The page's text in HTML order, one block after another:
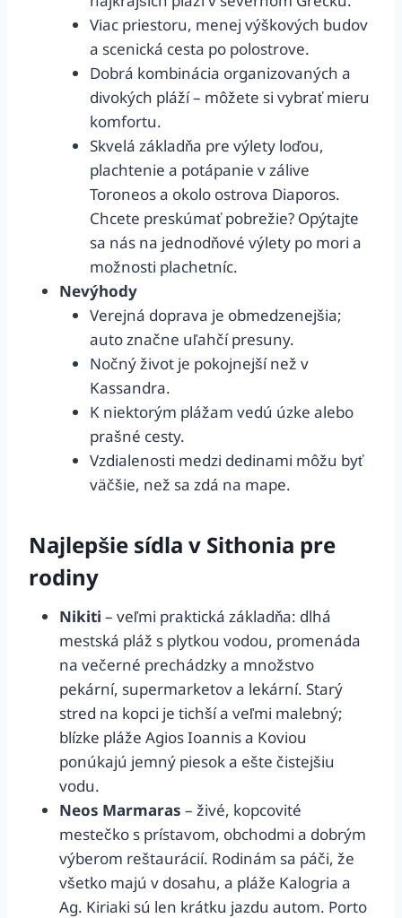
Viac priestoru, menej výškových budov
a scenická cesta po polostrove.
Dobrá kombinácia organizovaných a
divokých pláží – môžete si vybrať mieru
komfortu.
Skvelá základňa pre výlety loďou,
plachtenie a potápanie v zálive
Toroneos a okolo ostrova Diaporos.
Chcete preskúmať pobrežie? Opýtajte
sa nás na jednodňové výlety po mori a
možnosti plachetníc.
Nevýhody
Verejná doprava je obmedzenejšia;
auto značne uľahčí presuny.
Nočný život je pokojnejší než v
Kassandra.
K niektorým plážam vedú úzke alebo
prašné cesty.
Vzdialenosti medzi dedinami môžu byť
väčšie, než sa zdá na mape.
Najlepšie sídla v Sithonia pre
rodiny
Nikiti – veľmi praktická základňa: dlhá
mestská pláž s plytkou vodou, promenáda
na večerné prechádzky a množstvo
pekární, supermarketov a lekární. Starý
stred na kopci je tichší a veľmi malebný;
blízke pláže Agios Ioannis a Koviou
ponúkajú jemný piesok a ešte čistejšiu
vodu.
Neos Marmaras – živé, kopcovité
mestečko s prístavom, obchodmi a dobrým
výberom reštaurácií. Rodinám sa páči, že
všetko majú v dosahu, a pláže Kalogria a
Ag. Kiriaki sú len krátku jazdu autom. Porto